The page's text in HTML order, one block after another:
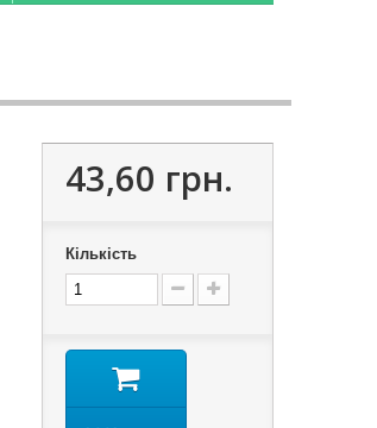
43,60 грн.
Кількість